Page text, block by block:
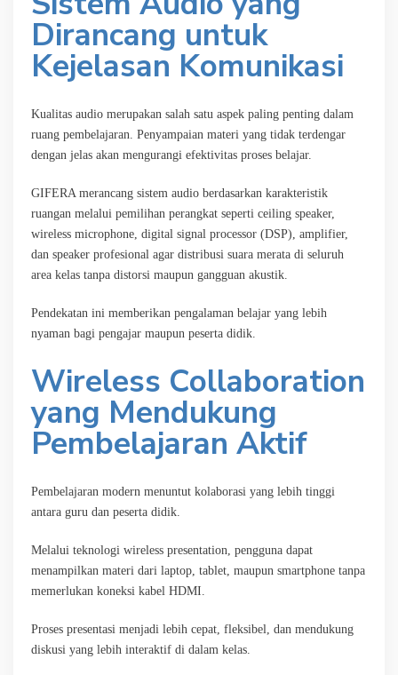
Dirancang untuk
Kejelasan Komunikasi
Kualitas audio merupakan salah satu aspek paling penting dalam
ruang pembelajaran. Penyampaian materi yang tidak terdengar
dengan jelas akan mengurangi efektivitas proses belajar.
GIFERA merancang sistem audio berdasarkan karakteristik
ruangan melalui pemilihan perangkat seperti ceiling speaker,
wireless microphone, digital signal processor (DSP), amplifier,
dan speaker profesional agar distribusi suara merata di seluruh
area kelas tanpa distorsi maupun gangguan akustik.
Pendekatan ini memberikan pengalaman belajar yang lebih
nyaman bagi pengajar maupun peserta didik.
Wireless Collaboration
yang Mendukung
Pembelajaran Aktif
Pembelajaran modern menuntut kolaborasi yang lebih tinggi
antara guru dan peserta didik.
Melalui teknologi wireless presentation, pengguna dapat
menampilkan materi dari laptop, tablet, maupun smartphone tanpa
memerlukan koneksi kabel HDMI.
Proses presentasi menjadi lebih cepat, fleksibel, dan mendukung
diskusi yang lebih interaktif di dalam kelas.